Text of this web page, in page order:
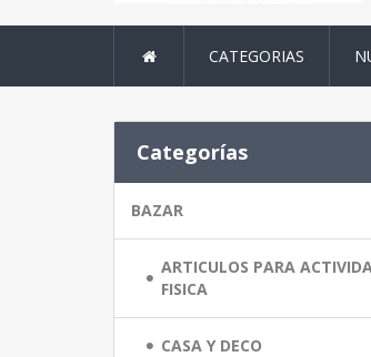
CATEGORIAS
Categorías
BAZAR
ARTICULOS PARA
FISICA
CASA Y DECO